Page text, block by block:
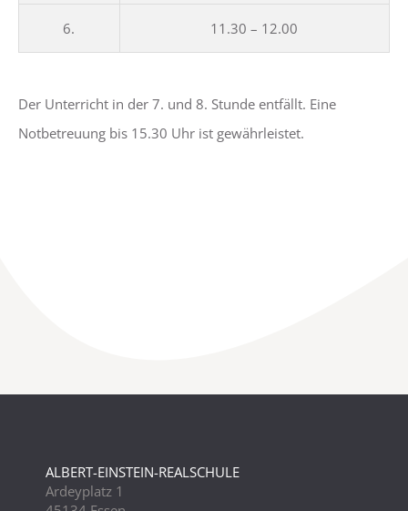
6. 11.30 – 12.00
Der Unterricht in der 7. und 8. Stunde entfällt. Eine
Notbetreuung bis 15.30 Uhr ist gewährleistet.
ALBERT-EINSTEIN-REALSCHULE
Ardeyplatz 1